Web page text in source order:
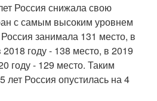
Россия снижала свою
с самым высоким уровнем
занимала 131 место, в
году - 138 место, в 2019
году - 129 место. Таким
лет Россия опустилась на 4